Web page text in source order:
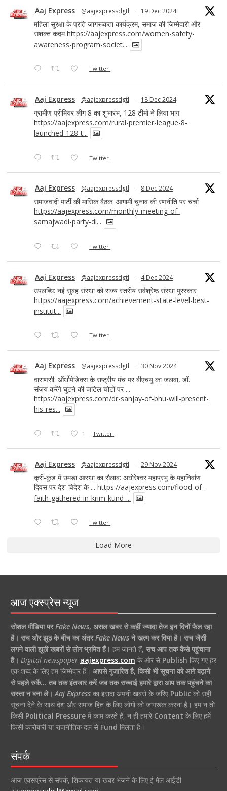
Aaj Express @aajexpressdgtl · 19 Dec 2024
महिला सुरक्षा के प्रति जागरूकता कार्यक्रम, समाज की जिम्मेदारी और
सशक्त कदमhttps://aajexpress.com/women-safety-
awareness-program-societ...
Twitter
Aaj Express @aajexpressdgtl · 18 Dec 2024
ग्रामीण प्रीमियर लीग 8 का शुभारंभ, 128 टीमों ने लिया भाग
https://aajexpress.com/rural-premier-league-8-
launched-128-t...
Twitter
Aaj Express @aajexpressdgtl · 8 Dec 2024
समाजवादी पार्टी की मासिक बैठक: आगामी चुनाव की रणनीति पर चर्चा
https://aajexpress.com/monthly-meeting-of-
samajwadi-party-di...
Twitter
Aaj Express @aajexpressdgtl · 4 Dec 2024
उपलब्धि: नई सुबह संस्था को राज्य स्तरीय सर्वश्रेष्ठ संस्था पुरस्कार
https://aajexpress.com/achievement-state-level-best-
institut...
Twitter
Aaj Express @aajexpressdgtl · 30 Nov 2024
वाराणसी: ऑर्थोपेडिक्स के राष्ट्रीय मंच पर बीएचयू का जलवा, डॉ.
संजय करेंगे घुटने की जटिल चोटों पर ...
https://aajexpress.com/dr-sanjay-of-bhu-will-present-
his-res...
1 Twitter
Aaj Express @aajexpressdgtl · 29 Nov 2024
क्रीं-कुंड में उमड़ा आस्था का सैलाब: अघोरेश्वर महाप्रभु के महानिर्वाण
दिवस पर देश-विदेश के ... https://aajexpress.com/flood-of-
faith-gathered-in-krim-kund-...
Twitter
Load More
आज एक्स्प्रेस न्यूज
सोशल मीडिया परFake News, असल खबर से कहीं ज्यादा तेज इन दिनों फैल रहा
है। सच और झूठ के बीच का अंतरFake Newsने खत्म कर दिया है। सच जैसी
लगने वाली झूठी खबरों से लोग भ्रमित हैं। हम जानते हैं, सच आप तक कैसे पहुंचाना
है। Digital newspaper aajexpress.com के ओर से Publish किए गए हर
एक शब्द के लिए हम जिम्मेदार हैं। आपसे गुजारिश है, किसी भी सूचना को आगे बढ़ाने
से पहले रुकें… तब तक इंतजार करें जब तक सच्चाई हमारे द्वारा आप तक पहुंचने का
रास्ता न बना ले। Aaj Expressका इरादा अपनी खबरों के जरिए Publicको सही
सूचना देने के साथ देश और समाज हित के लिए लोगों को जागरूक करना है। हम न तो
किसी Political Pressureमें काम करते हैं, न ही हमारे Content के लिए हमें
किसी कारोबारी या राजनीतिक दल से Fund मिलता है।
संपर्क
आज एक्सप्रेस से संपर्क, शिकायत या खबर भेजने के लिए ई मेल आईडी